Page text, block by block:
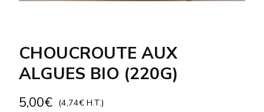
CHOUCROUTE AUX
ALGUES BIO (220G)
5,00€ (4,74€ H.T.)